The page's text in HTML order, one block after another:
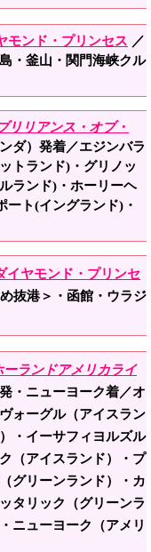
モンド ・プリンセス ／
・釜山・関門海峡クル
リリアンス・オブ・
ダ）発着／エジンバラ
トランド)・グリノッ
ランド)・ホーリーヘ
ート(イングランド)・
イヤモンド・プリンセ
抜港＞・函館・ウラジ
ーランドアメリカライ
・ニューヨーク着／オ
ォーグル（アイスラン
・イーサフィヨルズル
（アイスランド）・プ
グリーンランド）・カ
タリック（グリーンラ
ニューヨーク（アメリ